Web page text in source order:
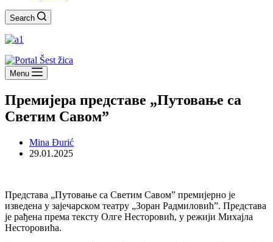
Search
Menu
Премијера представе „Путовање са
Светим Савом”
Mina Đurić
29.01.2025
Представа „Путовање са Светим Савом” премијерно је
изведена у зајечарском театру „Зоран Радмиловић”. Представа
је рађена према тексту Олге Несторовић, у режији Михајла
Несторовића.